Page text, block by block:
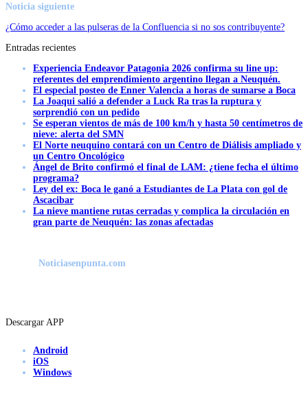
Noticia siguiente
¿Cómo acceder a las pulseras de la Confluencia si no sos contribuyente?
Entradas recientes
Experiencia Endeavor Patagonia 2026 confirma su line up:
referentes del emprendimiento argentino llegan a Neuquén.
El especial posteo de Enner Valencia a horas de sumarse a Boca
La Joaqui salió a defender a Luck Ra tras la ruptura y
sorprendió con un pedido
Se esperan vientos de más de 100 km/h y hasta 50 centímetros de
nieve: alerta del SMN
El Norte neuquino contará con un Centro de Diálisis ampliado y
un Centro Oncológico
Ángel de Brito confirmó el final de LAM: ¿tiene fecha el último
programa?
Ley del ex: Boca le ganó a Estudiantes de La Plata con gol de
Ascacibar
La nieve mantiene rutas cerradas y complica la circulación en
gran parte de Neuquén: las zonas afectadas
Noticiasenpunta.com
Descargar APP
Android
iOS
Windows